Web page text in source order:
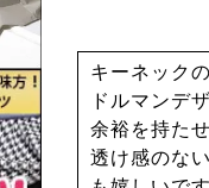
キーネック
ドルマンデ
余裕を持た
透け感のな